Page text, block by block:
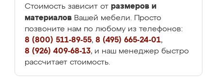
Стоимость зависит от размеров и
материалов Вашей мебели. Просто
позвоните нам по любому из телефонов:
8 (800) 511-89-55, 8 (495) 665-24-01,
8 (926) 409-68-13, и наш менеджер быстро
рассчитает стоимость.